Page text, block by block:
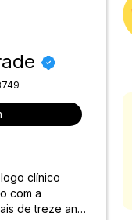
clínico
com a